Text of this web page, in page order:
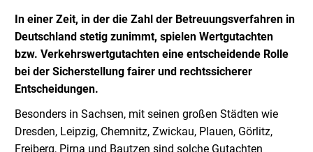
In einer Zeit, in der die Zahl der Betreuungsverfahren in
Deutschland stetig zunimmt, spielen Wertgutachten
bzw. Verkehrswertgutachten eine entscheidende Rolle
bei der Sicherstellung fairer und rechtssicherer
Entscheidungen.
Besonders in Sachsen, mit seinen großen Städten wie
Dresden, Leipzig, Chemnitz, Zwickau, Plauen, Görlitz,
Freiberg, Pirna und Bautzen sind solche Gutachten